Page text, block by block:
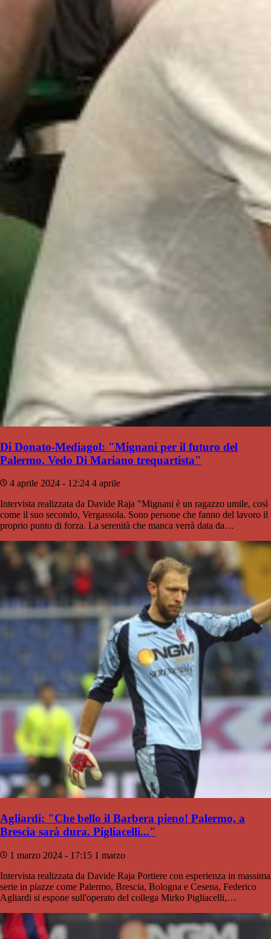
Di Donato-Mediagol: "Mignani per il futuro del
Palermo. Vedo Di Mariano trequartista"
4 aprile 2024 - 12:24 4 aprile
Intervista realizzata da Davide Raja "Mignani è un ragazzo umile, così
come il suo secondo, Vergassola. Sono persone che fanno del lavoro il
proprio punto di forza. La serenità che manca verrà data da…
Agliardi: "Che bello il Barbera pieno! Palermo, a
Brescia sarà dura. Pigliacelli..."
1 marzo 2024 - 17:15 1 marzo
Intervista realizzata da Davide Raja Portiere con esperienza in massima
serie in piazze come Palermo, Brescia, Bologna e Cesena, Federico
Agliardi si espone sull'operato del collega Mirko Pigliacelli,…